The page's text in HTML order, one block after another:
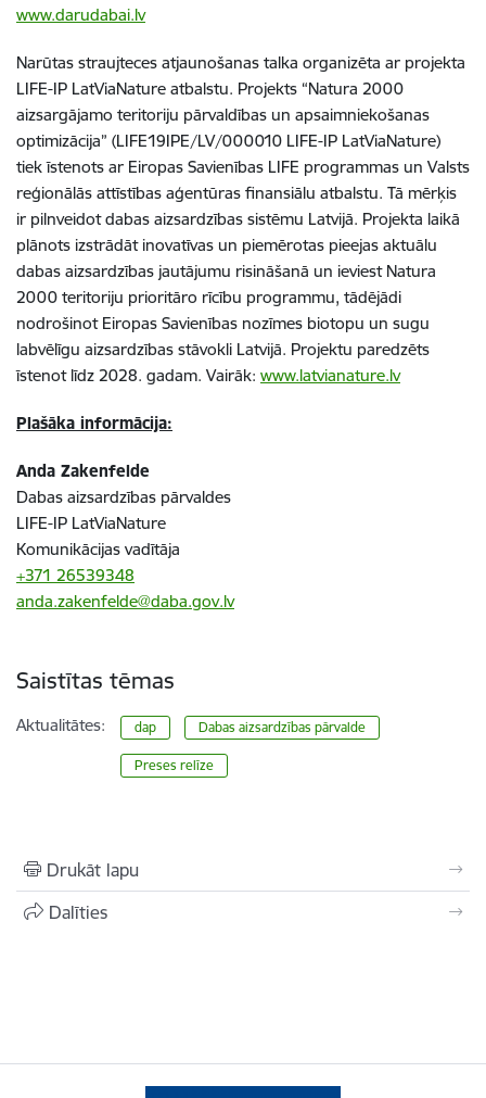
www.darudabai.lv
Narūtas straujteces atjaunošanas talka organizēta ar projekta
LIFE-IP LatViaNature atbalstu. Projekts “Natura 2000
aizsargājamo teritoriju pārvaldības un apsaimniekošanas
optimizācija” (LIFE19IPE/LV/000010 LIFE-IP LatViaNature)
tiek īstenots ar Eiropas Savienības LIFE programmas un Valsts
reģionālās attīstības aģentūras finansiālu atbalstu. Tā mērķis
ir pilnveidot dabas aizsardzības sistēmu Latvijā. Projekta laikā
plānots izstrādāt inovatīvas un piemērotas pieejas aktuālu
dabas aizsardzības jautājumu risināšanā un ieviest Natura
2000 teritoriju prioritāro rīcību programmu, tādējādi
nodrošinot Eiropas Savienības nozīmes biotopu un sugu
labvēlīgu aizsardzības stāvokli Latvijā. Projektu paredzēts
īstenot līdz 2028. gadam. Vairāk: www.latvianature.lv
Plašāka informācija:
Anda Zakenfelde
Dabas aizsardzības pārvaldes
LIFE-IP LatViaNature
Komunikācijas vadītāja
+371 26539348
anda.zakenfelde@daba.gov.lv
Saistītas tēmas
Aktualitātes: dap ​​​​​​​Dabas aizsardzības pārvalde
Preses relīze
Drukāt lapu
Dalīties